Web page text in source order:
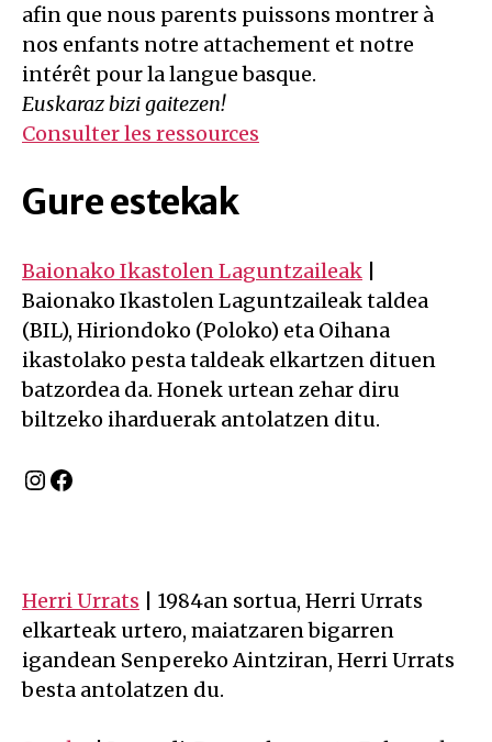
afin que nous parents puissons montrer à
nos enfants notre attachement et notre
intérêt pour la langue basque.
Euskaraz bizi gaitezen!
Consulter les ressources
Gure estekak
Baionako Ikastolen Laguntzaileak
Baionako Ikastolen Laguntzaileak taldea
(BIL), Hiriondoko (Poloko) eta Oihana
ikastolako pesta taldeak elkartzen dituen
batzordea da. Honek urtean zehar diru
biltzeko iharduerak antolatzen ditu.
Instagram
Facebook
Herri Urrats | 1984an sortua, Herri Urrats
elkarteak urtero, maiatzaren bigarren
igandean Senpereko Aintziran, Herri Urrats
besta antolatzen du.